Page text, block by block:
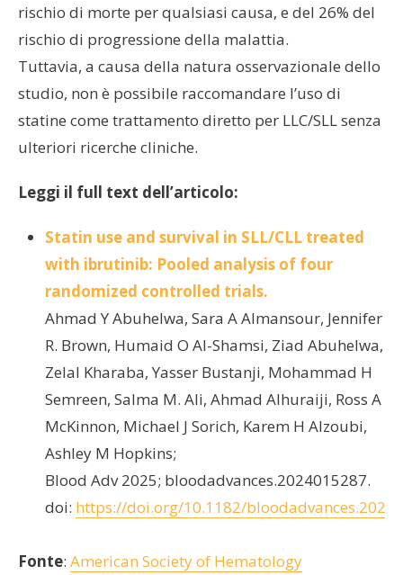
rischio di morte per qualsiasi causa, e del 26% del
rischio di progressione della malattia.
Tuttavia, a causa della natura osservazionale dello
studio, non è possibile raccomandare l’uso di
statine come trattamento diretto per LLC/SLL senza
ulteriori ricerche cliniche.
Leggi il full text dell’articolo:
Statin use and survival in SLL/CLL treated
with ibrutinib: Pooled analysis of four
randomized controlled trials.
Ahmad Y Abuhelwa, Sara A Almansour, Jennifer
R. Brown, Humaid O Al-Shamsi, Ziad Abuhelwa,
Zelal Kharaba, Yasser Bustanji, Mohammad H
Semreen, Salma M. Ali, Ahmad Alhuraiji, Ross A
McKinnon, Michael J Sorich, Karem H Alzoubi,
Ashley M Hopkins;
Blood Adv 2025; bloodadvances.2024015287.
doi: https://doi.org/10.1182/
Fonte: American Society of Hematology